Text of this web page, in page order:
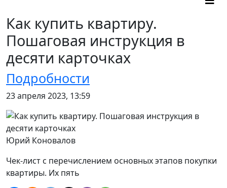
Как купить квартиру.
Пошаговая инструкция в
десяти карточках
Подробности
23 апреля 2023, 13:59
Юрий Коновалов
Чек-лист с перечислением основных этапов покупки
квартиры. Их пять